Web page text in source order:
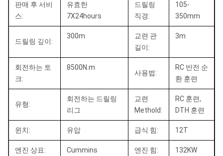
판매 후 서비
스:
유효한
7X24hours
드릴링
직경:
105-
350mm
드릴링 깊이:
300m
교련 관
길이:
3m
회전하는 토
크:
8500N.m
사용법:
RC 반전 순
환 훈련
유형:
회전하는 드릴링
리그
교련
Methold:
RC 훈련,
DTH 훈련
윈치: 유압 급식 힘: 12T
엔진 상표: Cummins 엔진 힘: 132KW